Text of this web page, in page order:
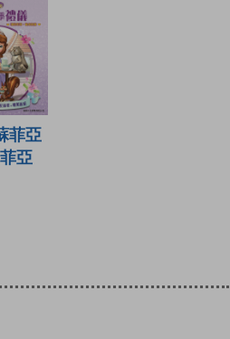
菲亞
亞